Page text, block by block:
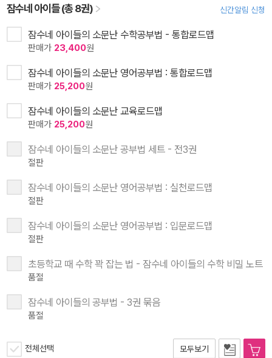
잠수네 아이들 (총 8권) 신간알림 신청
잠수네 아이들의 소문난 수학공부법 - 통합로드맵
판매가 23,400원
잠수네 아이들의 소문난 영어공부법 : 통합로드맵
판매가 25,200원
잠수네 아이들의 소문난 교육로드맵
판매가 25,200원
잠수네 아이들의 소문난 공부법 세트 - 전3권
절판
잠수네 아이들의 소문난 영어공부법 : 실천로드맵
절판
잠수네 아이들의 소문난 영어공부법 : 입문로드맵
절판
초등학교 때 수학 꽉 잡는 법 - 잠수네 아이들의 수학 비밀 노트
품절
잠수네 아이들의 공부법 - 3권 묶음
품절
전체선택 모두보기